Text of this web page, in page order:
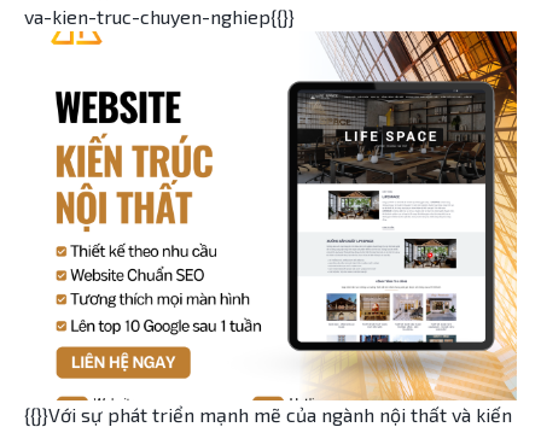
va-kien-truc-chuyen-nghiep{{}}
{{}}Với sự phát triển mạnh mẽ của ngành nội thất và kiến